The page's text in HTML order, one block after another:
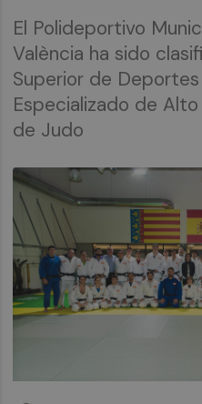
El Polideportivo
València ha sido
Superior de
Especializado de
de Judo